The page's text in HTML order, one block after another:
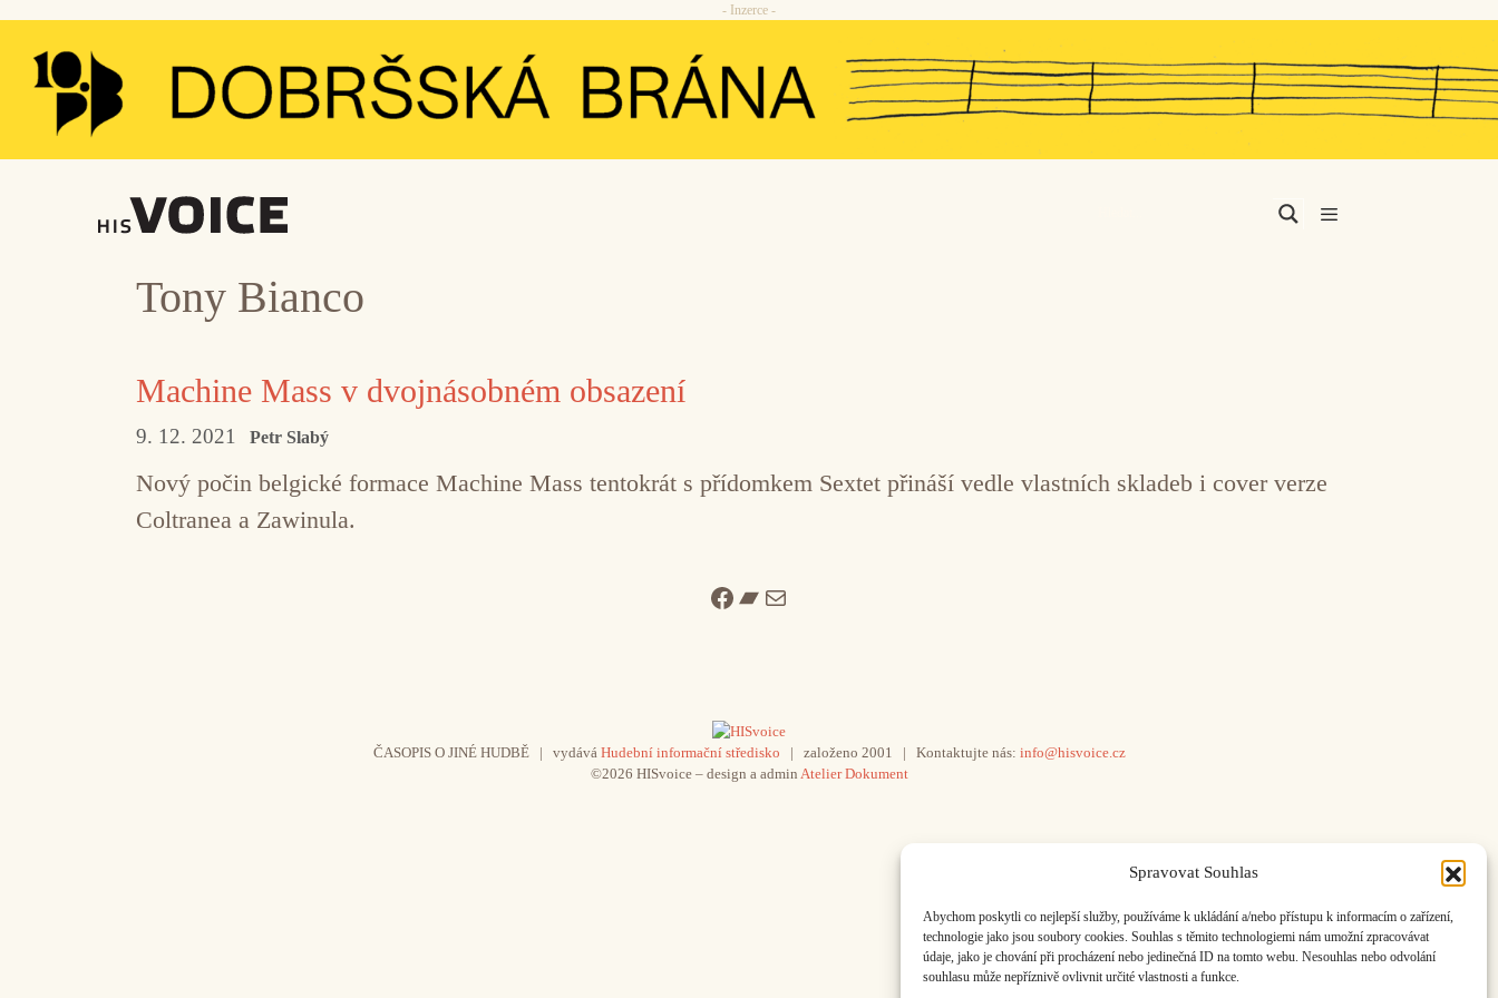
Spravovat Souhlas
Abychom poskytli co nejlepší služby, používáme k ukládání a/nebo přístupu k informacím o zařízení,
technologie jako jsou soubory cookies. Souhlas s těmito technologiemi nám umožní zpracovávat
údaje, jako je chování při procházení nebo jedinečná ID na tomto webu. Nesouhlas nebo odvolání
souhlasu může nepříznivě ovlivnit určité vlastnosti a funkce.
Přeskočit
obsah
- Inzerce -
Tony Bianco
Machine Mass v dvojnásobném obsazení
9. 12. 2021 Petr Slabý
Nový počin belgické formace Machine Mass tentokrát s přídomkem Sextet přináší vedle vlastních skladeb i cover verze
Coltranea a Zawinula.
Facebook
Bandcamp
Mail
ČASOPIS O JINÉ HUDBĚ | vydává Hudební informační středisko | založeno 2001 | Kontaktujte nás: info@hisvoice.cz
©2026 HISvoice – design a admin Atelier Dokument